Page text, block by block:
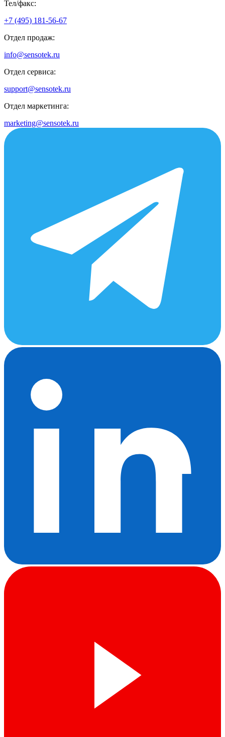
Тел/факс:
+7 (495) 181-56-67
Отдел продаж:
info@sensotek.ru
Отдел сервиса:
support@sensotek.ru
Отдел маркетинга:
marketing@sensotek.ru